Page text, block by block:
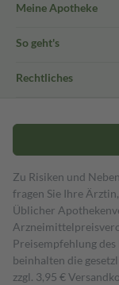
Meine Apotheke
So geht's
Rechtliches
Zu Risiken und
fragen Sie Ihre
Üblicher
Preisempfehlung
beinhalten die
zzgl. 3,95 €